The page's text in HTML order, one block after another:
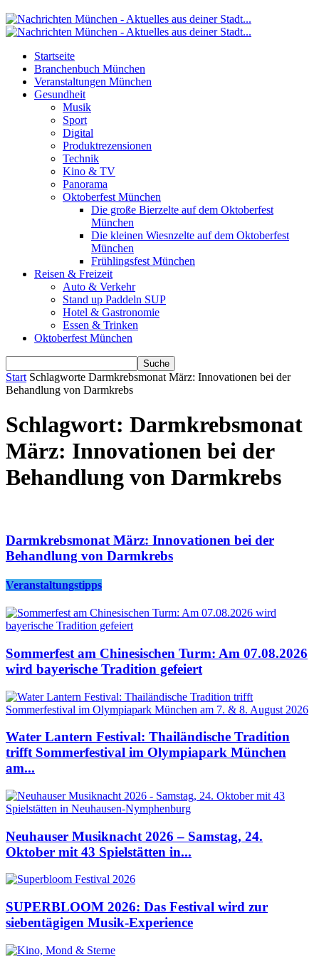
Startseite
Branchenbuch München
Veranstaltungen München
Gesundheit
Musik
Sport
Digital
Produktrezensionen
Technik
Kino & TV
Panorama
Oktoberfest München
Die große Bierzelte auf dem Oktoberfest
München
Die kleinen Wiesnzelte auf dem Oktoberfest
München
Frühlingsfest München
Reisen & Freizeit
Auto & Verkehr
Stand up Paddeln SUP
Hotel & Gastronomie
Essen & Trinken
Oktoberfest München
Start Schlagworte Darmkrebsmonat März: Innovationen bei der
Behandlung von Darmkrebs
Schlagwort: Darmkrebsmonat
März: Innovationen bei der
Behandlung von Darmkrebs
Darmkrebsmonat März: Innovationen bei der
Behandlung von Darmkrebs
Veranstaltungstipps
Sommerfest am Chinesischen Turm: Am 07.08.2026
wird bayerische Tradition gefeiert
Water Lantern Festival: Thailändische Tradition
trifft Sommerfestival im Olympiapark München
am...
Neuhauser Musiknacht 2026 – Samstag, 24.
Oktober mit 43 Spielstätten in...
SUPERBLOOM 2026: Das Festival wird zur
siebentägigen Musik-Experience